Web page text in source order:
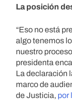
La posición
“Eso no está
algo tenemos
nuestro
presidenta
La declaración
marco de
de Justicia, por